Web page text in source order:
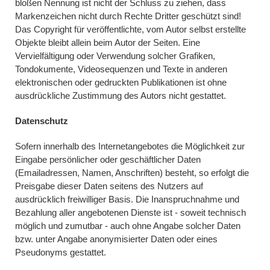
bloßen Nennung ist nicht der Schluss zu ziehen, dass
Markenzeichen nicht durch Rechte Dritter geschützt sind!
Das Copyright für veröffentlichte, vom Autor selbst erstellte
Objekte bleibt allein beim Autor der Seiten. Eine
Vervielfältigung oder Verwendung solcher Grafiken,
Tondokumente, Videosequenzen und Texte in anderen
elektronischen oder gedruckten Publikationen ist ohne
ausdrückliche Zustimmung des Autors nicht gestattet.
Datenschutz
Sofern innerhalb des Internetangebotes die Möglichkeit zur
Eingabe persönlicher oder geschäftlicher Daten
(Emailadressen, Namen, Anschriften) besteht, so erfolgt die
Preisgabe dieser Daten seitens des Nutzers auf
ausdrücklich freiwilliger Basis. Die Inanspruchnahme und
Bezahlung aller angebotenen Dienste ist - soweit technisch
möglich und zumutbar - auch ohne Angabe solcher Daten
bzw. unter Angabe anonymisierter Daten oder eines
Pseudonyms gestattet.